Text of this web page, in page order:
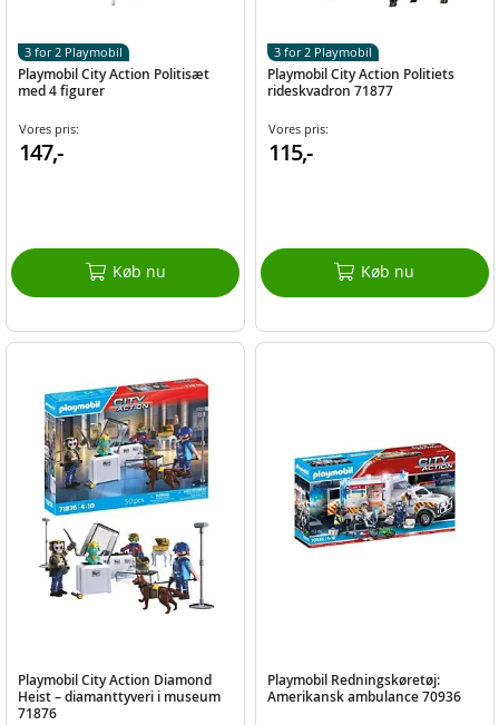
Playmobil City Action Politisæt
med 4 figurer
Vores pris:
147,-
Køb nu
3 for 2 Playmobil
Playmobil City Action Politiets
rideskvadron 71877
Vores pris:
115,-
Køb nu
3 for 2 Playmobil
Playmobil City Action Diamond
Heist – diamanttyveri i museum
71876
Playmobil Redningskøretøj:
Amerikansk ambulance 70936